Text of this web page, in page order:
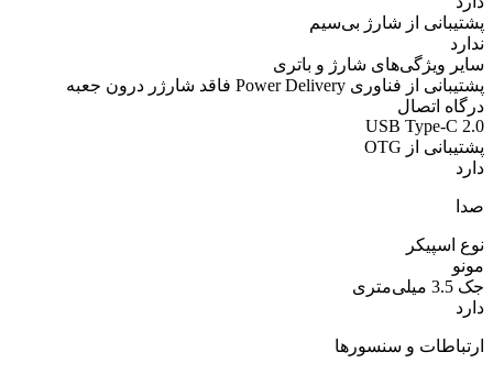
پشتیبانی از شارژ بی‌سیم
ندارد
سایر ویژگی‌های شارژ و باتری
پشتیبانی از فناوری Power Delivery فاقد شارژر درون جعبه
درگاه اتصال
USB Type-C 2.0
پشتیبانی از OTG
دارد
صدا
نوع اسپیکر
مونو
جک 3.5 میلی‌متری
دارد
ارتباطات و سنسورها